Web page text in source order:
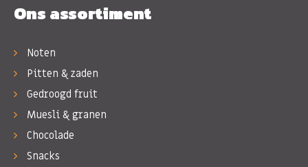
Ons assortiment
Noten
Pitten & zaden
Gedroogd fruit
Muesli & granen
Chocolade
Snacks